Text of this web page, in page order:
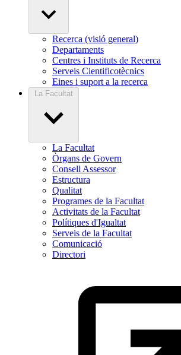
Recerca (visió general)
Departaments
Centres i Instituts de Recerca
Serveis Cientificotècnics
Eines i suport a la recerca
La Facultat
La Facultat
Òrgans de Govern
Consell Assessor
Estructura
Qualitat
Programes de la Facultat
Activitats de la Facultat
Polítiques d'Igualtat
Serveis de la Facultat
Comunicació
Directori